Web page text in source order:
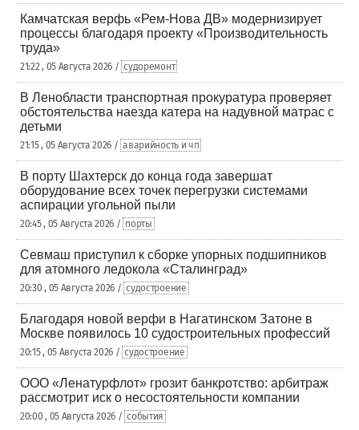
Камчатская верфь «Рем-Нова ДВ» модернизирует
процессы благодаря проекту «Производительность
труда»
21:22 , 05 Августа 2026 / судоремонт
В Ленобласти транспортная прокуратура проверяет
обстоятельства наезда катера на надувной матрас с
детьми
21:15 , 05 Августа 2026 / аварийность и чп
В порту Шахтерск до конца года завершат
оборудование всех точек перегрузки системами
аспирации угольной пыли
20:45 , 05 Августа 2026 / порты
Севмаш приступил к сборке упорных подшипников
для атомного ледокола «Сталинград»
20:30 , 05 Августа 2026 / судостроение
Благодаря новой верфи в Нагатинском Затоне в
Москве появилось 10 судостроительных профессий
20:15 , 05 Августа 2026 / судостроение
ООО «Ленатурфлот» грозит банкротство: арбитраж
рассмотрит иск о несостоятельности компании
20:00 , 05 Августа 2026 / события